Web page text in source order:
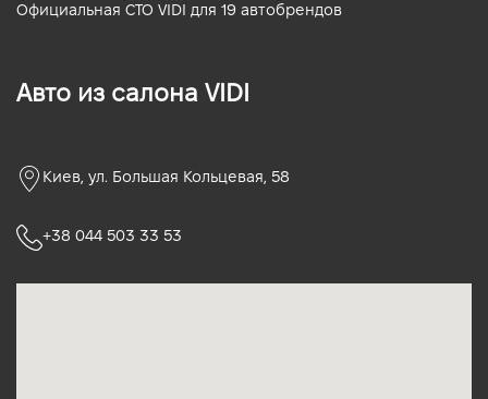
Официальная СТО VIDI для 19 автобрендов
Авто из салона VIDI
Киев, ул. Большая Кольцевая, 58
+38 044 503 33 53